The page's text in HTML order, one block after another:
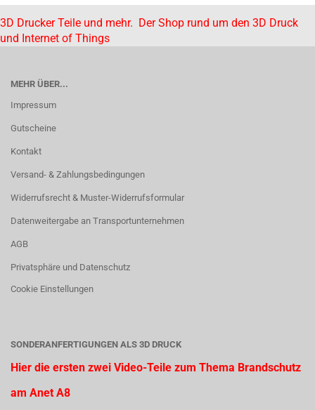
3D Drucker Teile und mehr. Der Shop rund um den 3D Druck
und Internet of Things
MEHR ÜBER...
Impressum
Gutscheine
Kontakt
Versand- & Zahlungsbedingungen
Widerrufsrecht & Muster-Widerrufsformular
Datenweitergabe an Transportunternehmen
AGB
Privatsphäre und Datenschutz
Cookie Einstellungen
SONDERANFERTIGUNGEN ALS 3D DRUCK
Hier die ersten zwei Video-Teile zum Thema Brandschutz
am Anet A8